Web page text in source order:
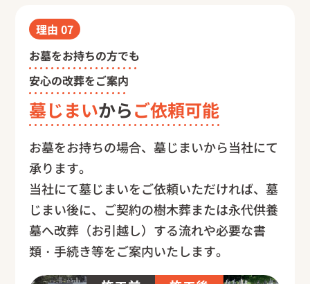
理由 07
お墓をお持ちの方でも
安心の改葬をご案内
墓じまいからご依頼可能
お墓をお持ちの場合、墓じまいから当社にて
承ります。
当社にて墓じまいをご依頼いただければ、墓
じまい後に、ご契約の樹木葬または永代供養
墓へ改葬（お引越し）する流れや必要な書
類・手続き等をご案内いたします。